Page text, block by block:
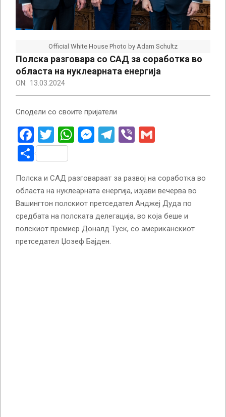
Official White House Photo by Adam Schultz
Полска разговара со САД за соработка во
областа на нуклеарната енергија
ON: 13.03.2024
Сподели со своите пријатели
Facebook
Twitter
WhatsApp
Messenger
Telegram
Viber
Share
Полска и САД разговараат за развој на соработка во
областа на нуклеарната енергија, изјави вечерва во
Вашингтон полскиот претседател Анджеј Дуда по
средбата на полската делегација, во која беше и
полскиот премиер Доналд Туск, со американскиот
претседател Џозеф Бајден.